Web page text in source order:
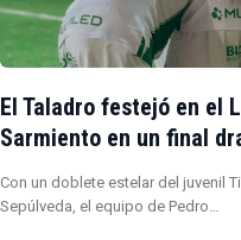
El Taladro festejó en el
Sarmiento en un final
Con un doblete estelar del juvenil
Sepúlveda, el equipo de Pedro…